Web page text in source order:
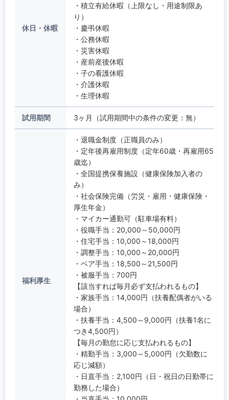
休日・休暇
・積立有給休暇（上限なし・用途制限あ
り）
・慶弔休暇
・公務休暇
・災害休暇
・産前産後休暇
・子の看護休暇
・介護休暇
・生理休暇
試用期間 3ヶ月（試用期間中の条件の変更：無）
福利厚生
・退職金制度（正職員のみ）
・定年後再雇用制度（定年60歳・再雇用65
歳迄）
・全国提携保養施設（健康保険加入者の
み）
・社会保険完備（労災・雇用・健康保険・
厚生年金）
・マイカー通勤可（駐車場有料）
・役職手当：20,000～50,000円
・住宅手当：10,000～18,000円
・調整手当：10,000～20,000円
・ベア手当：18,500～21,500円
・被服手当：700円
【該当すれば毎月必ず支払われるもの】
・家族手当：14,000円（扶養配偶者がいる
場合）
・扶養手当：4,500～9,000円（扶養1名に
つき4,500円）
【毎月の勤怠に応じ支払われるもの】
・精勤手当：3,000～5,000円（欠勤数に
応じ減額）
・日直手当：2,100円（日・祝日の日勤帯に
勤務した場合）